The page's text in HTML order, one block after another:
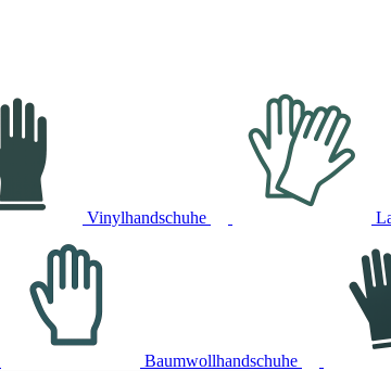
Vinylhandschuhe
Baumwollhandschuhe